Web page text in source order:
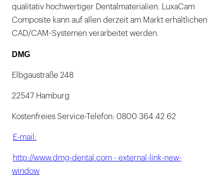
qualitativ hochwertiger Dentalmaterialien. LuxaCam
Composite kann auf allen derzeit am Markt erhältlichen
CAD/CAM-Systemen verarbeitet werden.
DMG
Elbgaustraße 248
22547 Hamburg
Kostenfreies Service-Telefon: 0800 364 42 62
E-mail:
http://www.dmg-dental.com - external-link-new-
window